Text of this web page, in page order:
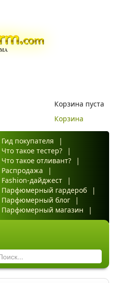
Корзина пуста
Корзина
Гид покупателя
|
Что такое тестер?
|
Что такое отливант?
|
Распродажа
|
Fashion-дайджест
|
Парфюмерный гардероб
|
Парфюмерный блог
|
Парфюмерный магазин
|